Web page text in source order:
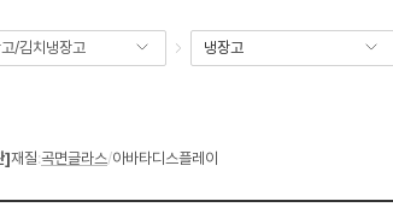
/김치냉장고 냉장고
]재질:곡면글라스/아바타디스플레이